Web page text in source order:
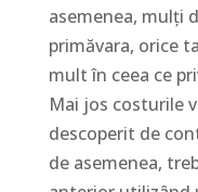
asemenea, mulți
primăvara, orice
mult în ceea ce
Mai jos costurile
descoperit de
de asemenea,